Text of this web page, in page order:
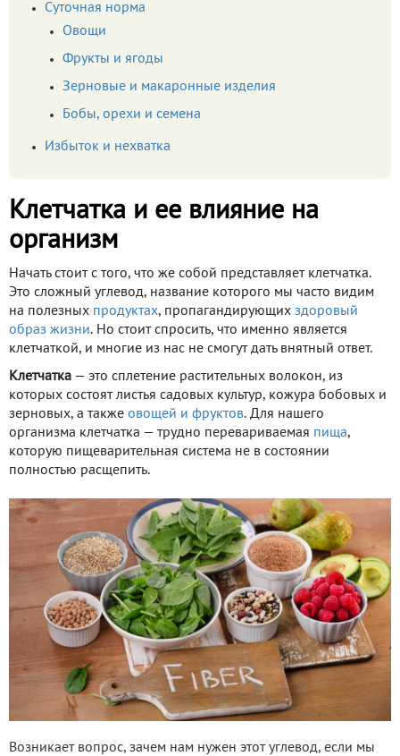
Суточная норма
Овощи
Фрукты и ягоды
Зерновые и макаронные изделия
Бобы, орехи и семена
Избыток и нехватка
Клетчатка и ее влияние на
организм
Начать стоит с того, что же собой представляет клетчатка.
Это сложный углевод, название которого мы часто видим
на полезных продуктах, пропагандирующих здоровый
образ жизни. Но стоит спросить, что именно является
клетчаткой, и многие из нас не смогут дать внятный ответ.
Клетчатка — это сплетение растительных волокон, из
которых состоят листья садовых культур, кожура бобовых и
зерновых, а также овощей и фруктов. Для нашего
организма клетчатка — трудно перевариваемая пища,
которую пищеварительная система не в состоянии
полностью расщепить.
Возникает вопрос, зачем нам нужен этот углевод, если мы